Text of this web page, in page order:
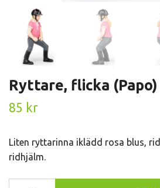
Ryttare, flicka (Papo)
85 kr
Liten ryttarinna iklädd rosa blus,
ridhjälm.